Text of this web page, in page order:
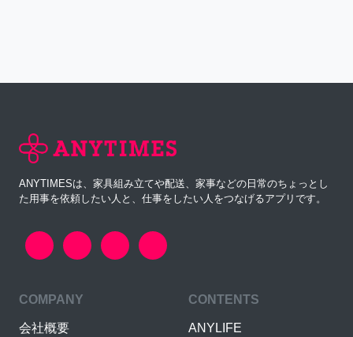
ANYTIMESは、家具組み立てや配送、家事などの日常のちょっとし
た用事を依頼したい人と、仕事をしたい人をつなげるアプリです。
COMPANY
会社概要
CONTENTS
ANYLIFE